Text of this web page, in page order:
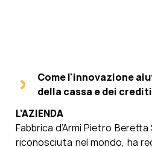
Come l'innovazione
della cassa e dei crediti
L’AZIENDA
Fabbrica d’Armi Pietro
riconosciuta nel mondo, ha